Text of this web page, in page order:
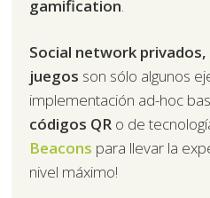
gamification.
Social network
juegos son sólo algunos
implementación ad-hoc
códigos QR o de
Beacons para llevar la
nivel máximo!